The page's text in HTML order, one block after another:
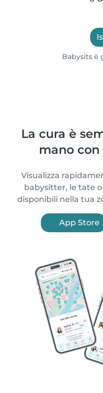
Babysits è
La cura è
mano
Visualizza
babysitter, le tate
disponibili nella tua
App Store